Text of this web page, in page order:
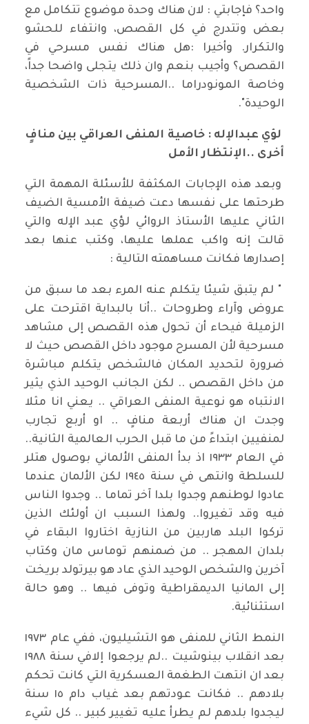
واحد؟ فإجابتي : لان هناك وحدة موضوع تتكامل مع
بعض وتتدرج في كل القصص، وانتفاء للحشو
والتكرار. وأخيرا :هل هناك نفس مسرحي في
القصص؟ وأجيب بنعم وان ذلك يتجلى واضحا جداً،
وخاصة المونودراما ..المسرحية ذات الشخصية
الوحيدة".
لؤي عبدالإله : خاصية المنفى العراقي بين منافٍ
أخرى ..الإنتظار الأمل
وبعد هذه الإجابات المكثفة للأسئلة المهمة التي
طرحتها على نفسها دعت ضيفة الأمسية الضيف
الثاني عليها الأستاذ الروائي لؤي عبد الإله والتي
قالت إنه واكب عملها عليها، وكتب عنها بعد
إصدارها فكانت مساهمته التالية :⁠⁠
" لم يتبق شيئا يتكلم عنه المرء بعد ما سبق من
عروض وآراء وطروحات ..أنا بالبداية اقترحت على
الزميلة فيحاء أن تحول هذه القصص إلى مشاهد
مسرحية لأن المسرح موجود داخل القصص حيث لا
ضرورة لتحديد المكان فالشخص يتكلم مباشرة
من داخل القصص .. لكن الجانب الوحيد الذي يثير
الانتباه هو نوعية المنفى العراقي .. يعني انا مثلا
وجدت ان هناك أربعة منافٍ .. او أربع تجارب
لمنفيين ابتداءً من ما قبل الحرب العالمية الثانية..
في العام ١٩٣٣ اذ بدأ المنفى الألماني بوصول هتلر
للسلطة وانتهى في سنة ١٩٤٥ لكن الألمان عندما
عادوا لوطنهم وجدوا بلدا آخر تماما .. وجدوا الناس
فيه وقد تغيروا.. ولهذا السبب ان أولئك الذين
تركوا البلد هاربين من النازية اختاروا البقاء في
بلدان المهجر .. من ضمنهم توماس مان وكتاب
آخرين والشخص الوحيد الذي عاد هو بيرتولد بريخت
إلى المانيا الديمقراطية وتوفى فيها .. وهو حالة
استثنائية.
النمط الثاني للمنفى هو التشيليون، ففي عام ١٩٧٣
بعد انقلاب بينوشيت ..لم يرجعوا إلافي سنة ١٩٨٨
بعد ان انتهت الطغمة العسكرية التي كانت تحكم
بلادهم .. فكانت عودتهم بعد غياب دام ١٥ سنة
ليجدوا بلدهم لم يطرأ عليه تغيير كبير .. كل شيء